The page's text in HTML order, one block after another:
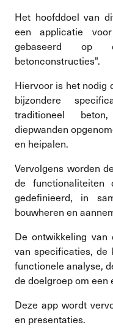
Het hoofddoel van
een applicatie
gebaseerd op
betonconstructies".
Hiervoor is het nodig
bijzondere
traditioneel
diepwanden
en heipalen.
Vervolgens worden
de
gedefinieerd, in
bouwheren en
De ontwikkeling
van specificaties, de
functionele analyse,
de doelgroep om een
Deze app wordt
en presentaties.